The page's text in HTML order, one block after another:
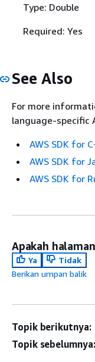
Type: Double
Required: Yes
See Also
For more
language-specific
AWS SDK for
AWS SDK for
AWS SDK for
Apakah
Ya
Tidak
Berikan umpan balik
Topik berikutnya:
Topik sebelumnya: